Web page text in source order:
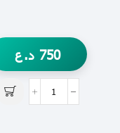
750 د.ع